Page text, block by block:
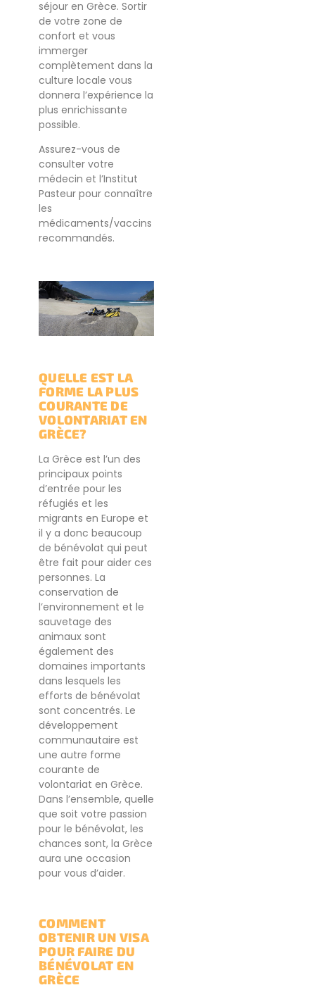
séjour en Grèce. Sortir
de votre zone de
confort et vous
immerger
complètement dans la
culture locale vous
donnera l’expérience la
plus enrichissante
possible.
Assurez-vous de
consulter votre
médecin et l’Institut
Pasteur pour connaître
les
médicaments/vaccins
recommandés.
QUELLE EST LA
FORME LA PLUS
COURANTE DE
VOLONTARIAT EN
GRÈCE?
La Grèce est l’un des
principaux points
d’entrée pour les
réfugiés et les
migrants en Europe et
il y a donc beaucoup
de bénévolat qui peut
être fait pour aider ces
personnes. La
conservation de
l’environnement et le
sauvetage des
animaux sont
également des
domaines importants
dans lesquels les
efforts de bénévolat
sont concentrés. Le
développement
communautaire est
une autre forme
courante de
volontariat en Grèce.
Dans l’ensemble, quelle
que soit votre passion
pour le bénévolat, les
chances sont, la Grèce
aura une occasion
pour vous d’aider.
COMMENT
OBTENIR UN VISA
POUR FAIRE DU
BÉNÉVOLAT EN
GRÈCE